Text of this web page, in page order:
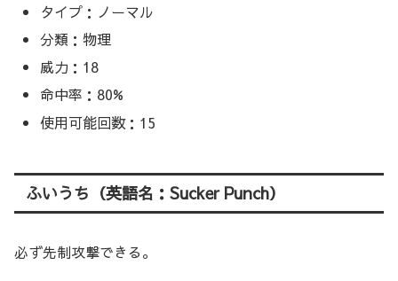
タイプ：ノーマル
分類：物理
威力：18
命中率：80%
使用可能回数：15
ふいうち（英語名：Sucker Punch）
必ず先制攻撃できる。